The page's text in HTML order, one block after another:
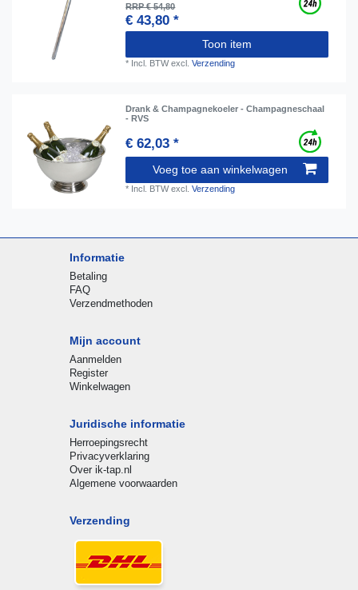
RRP € 54,80
€ 43,80 *
Toon item
* Incl. BTWexcl.Verzending
Drank & Champagnekoeler - Champagneschaal
- RVS
€ 62,03 *
Voeg toe aan winkelwagen
* Incl. BTWexcl.Verzending
Informatie
Betaling
FAQ
Verzendmethoden
Mijn account
Aanmelden
Register
Winkelwagen
Juridische informatie
Herroepingsrecht
Privacyverklaring
Over ik-tap.nl
Algemene voorwaarden
Verzending